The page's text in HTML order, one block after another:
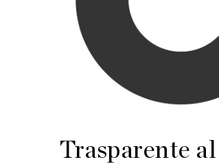
Trasparente